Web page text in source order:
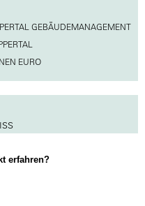
GEBÄUDEMANAGEMENT
EURO
erfahren?